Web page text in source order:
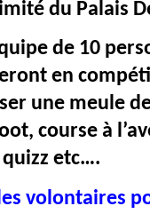
du Palais
de 10
en
une meule
course à
etc….
volontaires